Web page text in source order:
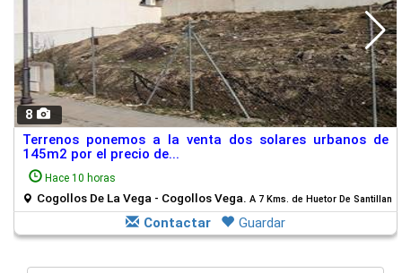
8
Terrenos ponemos a la venta dos solares urbanos de
145m2 por el precio de...
Hace 10 horas
Cogollos De La Vega - Cogollos Vega. A 7 Kms. de Huetor De Santillan
Contactar Guardar